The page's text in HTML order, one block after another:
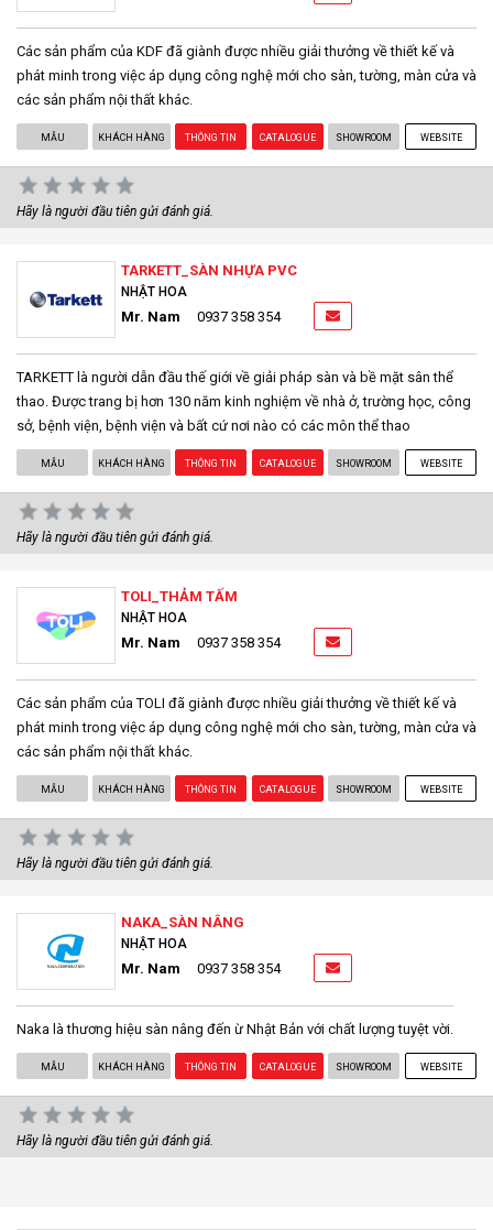
Các sản phẩm của KDF đã giành được nhiều giải thưởng về thiết kế và
phát minh trong việc áp dụng công nghệ mới cho sàn, tường, màn cửa và
các sản phẩm nội thất khác.
MẪU KHÁCH HÀNG THÔNG TIN CATALOGUE SHOWROOM WEBSITE
Hãy là người đầu tiên gửi đánh giá.
TARKETT_SÀN NHỰA PVC
NHẬT HOA
Mr. Nam 0937 358 354
TARKETT là người dẫn đầu thế giới về giải pháp sàn và bề mặt sân thể
thao. Được trang bị hơn 130 năm kinh nghiệm về nhà ở, trường học, công
sở, bệnh viện, bệnh viện và bất cứ nơi nào có các môn thể thao
MẪU KHÁCH HÀNG THÔNG TIN CATALOGUE SHOWROOM WEBSITE
Hãy là người đầu tiên gửi đánh giá.
TOLI_THẢM TẤM
NHẬT HOA
Mr. Nam 0937 358 354
Các sản phẩm của TOLI đã giành được nhiều giải thưởng về thiết kế và
phát minh trong việc áp dụng công nghệ mới cho sàn, tường, màn cửa và
các sản phẩm nội thất khác.
MẪU KHÁCH HÀNG THÔNG TIN CATALOGUE SHOWROOM WEBSITE
Hãy là người đầu tiên gửi đánh giá.
NAKA_SÀN NÂNG
NHẬT HOA
Mr. Nam 0937 358 354
Naka là thương hiệu sàn nâng đến ừ Nhật Bản với chất lượng tuyệt vời.
MẪU KHÁCH HÀNG THÔNG TIN CATALOGUE SHOWROOM WEBSITE
Hãy là người đầu tiên gửi đánh giá.